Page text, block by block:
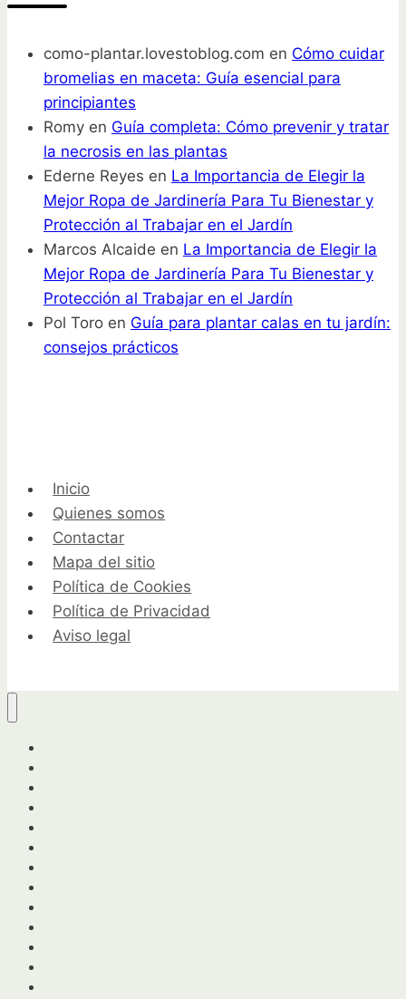
como-plantar.lovestoblog.com en Cómo cuidar
bromelias en maceta: Guía esencial para
principiantes
Romy en Guía completa: Cómo prevenir y tratar
la necrosis en las plantas
Ederne Reyes en La Importancia de Elegir la
Mejor Ropa de Jardinería Para Tu Bienestar y
Protección al Trabajar en el Jardín
Marcos Alcaide en La Importancia de Elegir la
Mejor Ropa de Jardinería Para Tu Bienestar y
Protección al Trabajar en el Jardín
Pol Toro en Guía para plantar calas en tu jardín:
consejos prácticos
Inicio
Quienes somos
Contactar
Mapa del sitio
Política de Cookies
Política de Privacidad
Aviso legal